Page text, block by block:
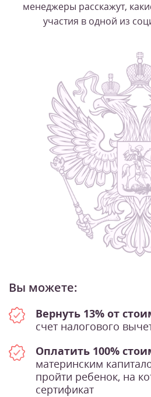
1/
менеджеры расскажут,
участия в одной из
Вы можете:
Вернуть 13% от
счет налогового
Оплатить 100%
материнским
пройти ребенок, на
сертификат